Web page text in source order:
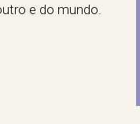
e do mundo.